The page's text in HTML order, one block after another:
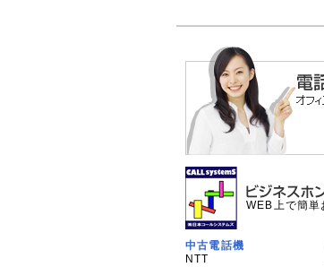
WEB上で簡単
中古電話機
NTT